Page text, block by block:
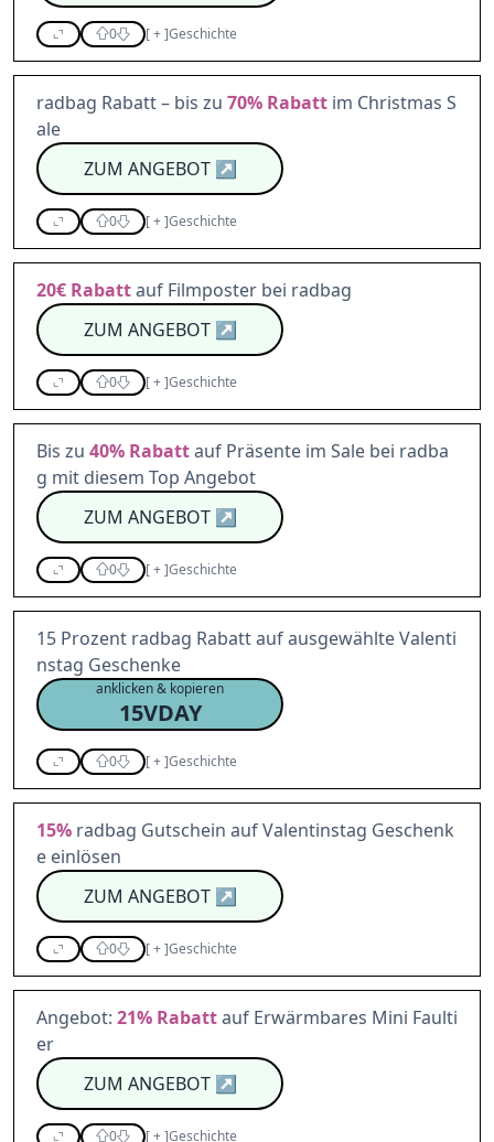
0 [+]Geschichte
radbag Rabatt – bis zu 70% Rabatt im Christmas S
ale
ZUM ANGEBOT↗
0 [+]Geschichte
20€ Rabattauf Filmposter bei radbag
ZUM ANGEBOT↗
0 [+]Geschichte
Bis zu 40% Rabattauf Präsente im Sale bei radba
g mit diesem Top Angebot
ZUM ANGEBOT↗
0 [+]Geschichte
15 Prozent radbag Rabatt auf ausgewählte Valenti
nstag Geschenke
anklicken & kopieren
15VDAY
0 [+]Geschichte
15% radbag Gutschein auf Valentinstag Geschenk
e einlösen
ZUM ANGEBOT↗
0 [+]Geschichte
Angebot: 21% Rabattauf Erwärmbares Mini Faulti
er
ZUM ANGEBOT↗
0 [+]Geschichte